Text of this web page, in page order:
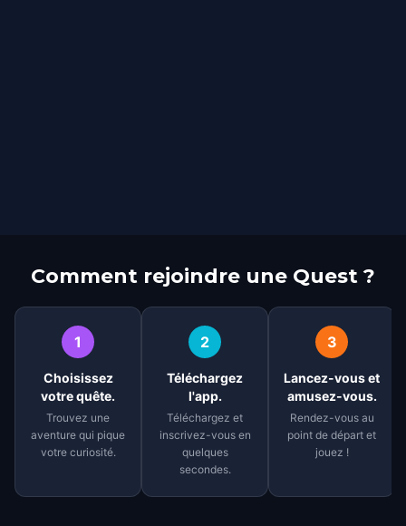
Comment rejoindre une Quest ?
1
Choisissez
votre quête.
Trouvez une
aventure qui pique
votre curiosité.
2
Téléchargez
l'app.
Téléchargez et
inscrivez-vous en
quelques
secondes.
3
Lancez-vous et
amusez-vous.
Rendez-vous au
point de départ et
jouez !